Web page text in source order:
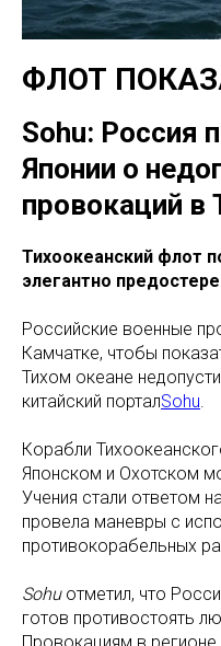
ФЛОТ
Sohu: Россия
Японии о
провокаций в
Тихоокеанский флот
элегантно
Российские военные
Камчатке, чтобы
Тихом океане
китайский порталSohu.
Корабли
Японском и Охотском
Учения стали ответом
провела маневры с
противокорабельных
Sohu отметил, что
готов противостоять